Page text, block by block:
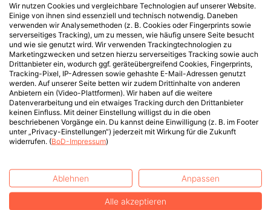
Wir nutzen Cookies und vergleichbare Technologien auf unserer Website.
Einige von ihnen sind essenziell und technisch notwendig. Daneben
verwenden wir Analysemethoden (z. B. Cookies oder Fingerprints sowie
serverseitiges Tracking), um zu messen, wie häufig unsere Seite besucht
und wie sie genutzt wird. Wir verwenden Trackingtechnologien zu
Marketingzwecken und setzen hierzu serverseitiges Tracking sowie auch
Drittanbieter ein, wodurch ggf. geräteübergreifend Cookies, Fingerprints,
Tracking-Pixel, IP-Adressen sowie gehashte E-Mail-Adressen genutzt
werden. Auf unserer Seite betten wir zudem Drittinhalte von anderen
Anbietern ein (Video-Plattformen). Wir haben auf die weitere
Datenverarbeitung und ein etwaiges Tracking durch den Drittanbieter
keinen Einfluss. Mit deiner Einstellung willigst du in die oben
beschriebenen Vorgänge ein. Du kannst deine Einwilligung (z. B. im Footer
unter „Privacy-Einstellungen“) jederzeit mit Wirkung für die Zukunft
widerrufen. (BoD-Impressum)
Ablehnen Anpassen
Alle akzeptieren